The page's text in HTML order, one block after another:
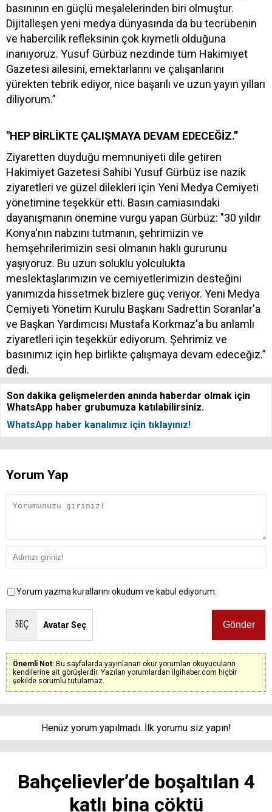
basınının en güçlü meşalelerinden biri olmuştur.
Dijitalleşen yeni medya dünyasında da bu tecrübenin
ve habercilik refleksinin çok kıymetli olduğuna
inanıyoruz. Yusuf Gürbüz nezdinde tüm Hakimiyet
Gazetesi ailesini, emektarlarını ve çalışanlarını
yürekten tebrik ediyor, nice başarılı ve uzun yayın yılları
diliyorum.”
"HEP BİRLİKTE ÇALIŞMAYA DEVAM EDECEĞİZ.”
Ziyaretten duyduğu memnuniyeti dile getiren
Hakimiyet Gazetesi Sahibi Yusuf Gürbüz ise nazik
ziyaretleri ve güzel dilekleri için Yeni Medya Cemiyeti
yönetimine teşekkür etti. Basın camiasındaki
dayanışmanın önemine vurgu yapan Gürbüz: "30 yıldır
Konya'nın nabzını tutmanın, şehrimizin ve
hemşehrilerimizin sesi olmanın haklı gururunu
yaşıyoruz. Bu uzun soluklu yolculukta
meslektaşlarımızın ve cemiyetlerimizin desteğini
yanımızda hissetmek bizlere güç veriyor. Yeni Medya
Cemiyeti Yönetim Kurulu Başkanı Sadrettin Soranlar'a
ve Başkan Yardımcısı Mustafa Korkmaz'a bu anlamlı
ziyaretleri için teşekkür ediyorum. Şehrimiz ve
basınımız için hep birlikte çalışmaya devam edeceğiz.”
dedi.
Son dakika gelişmelerden anında haberdar olmak için
WhatsApp haber grubumuza katılabilirsiniz.
WhatsApp haber kanalımız için tıklayınız!
Yorum Yap
Yorum yazma kurallarını okudum ve kabul ediyorum.
Avatar Seç
Önemli Not: Bu sayfalarda yayınlanan okur yorumları okuyucuların
kendilerine ait görüşlerdir. Yazılan yorumlardan ilgihaber.com hiçbir
şekilde sorumlu tutulamaz.
Henüz yorum yapılmadı. İlk yorumu siz yapın!
Bahçelievler’de boşaltılan 4
katlı bina çöktü